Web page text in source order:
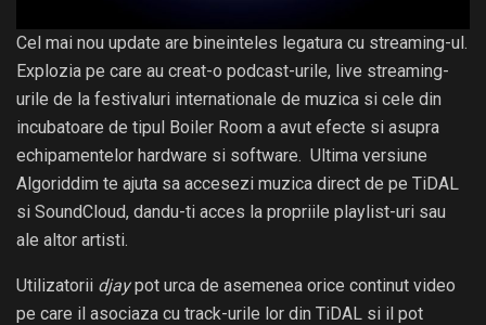
Cel mai nou update are bineinteles legatura cu streaming-ul.
Explozia pe care au creat-o podcast-urile, live streaming-
urile de la festivaluri internationale de muzica si cele din
incubatoare de tipul Boiler Room a avut efecte si asupra
echipamentelor hardware si software. Ultima versiune
Algoriddim te ajuta sa accesezi muzica direct de pe TiDAL
si SoundCloud, dandu-ti acces la propriile playlist-uri sau
ale altor artisti.
Utilizatorii djaypot urca de asemenea orice continut video
pe care il asociaza cu track-urile lor din TiDAL si il pot